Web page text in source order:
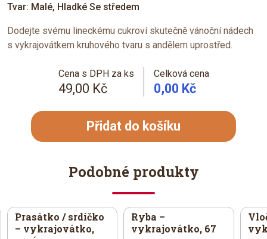
Tvar: Malé, Hladké Se středem
Dodejte svému lineckému cukroví skutečně vánoční nádech
s vykrajovátkem kruhového tvaru s andělem uprostřed.
Cena s DPH za ks
49,00 Kč
Celková cena
0,00 Kč
Přidat do košíku
Podobné produkty
Prasátko / srdíčko
– vykrajovátko,
Ryba –
vykrajovátko, 67